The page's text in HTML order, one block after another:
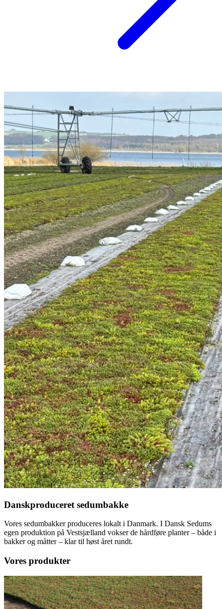
Danskproduceret sedumbakke
Vores sedumbakker produceres lokalt i Danmark. I Dansk Sedums
egen produktion på Vestsjælland vokser de hårdføre planter – både i
bakker og måtter – klar til høst året rundt.
Vores produkter